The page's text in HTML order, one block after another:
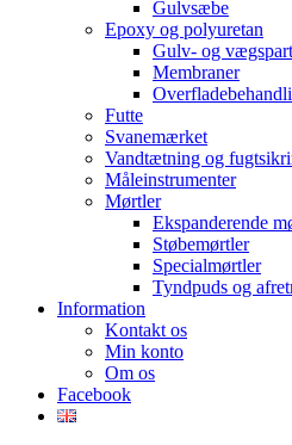
Gulvsæbe
Epoxy og polyuretan
Gulv- og
Membraner
Futte
Svanemærket
Vandtætning og
Måleinstrumenter
Mørtler
Ekspanderende
Støbemørtler
Specialmørtler
Tyndpuds og
Information
Kontakt os
Min konto
Om os
Facebook